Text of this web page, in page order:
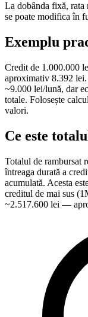
La dobânda fixă, rata
se poate modifica în
Exemplu
Credit de 1.000.000
aproximativ 8.392 lei.
~9.000 lei/lună, dar
totale. Folosește
valori.
Ce este
Totalul de rambursat
întreaga durată a
acumulată. Acesta
creditul de mai sus
~2.517.600 lei —